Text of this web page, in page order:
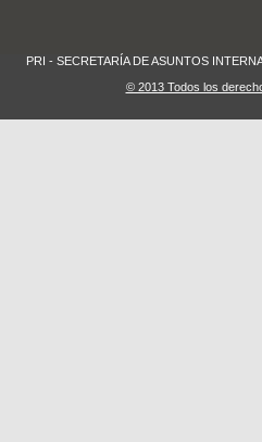
PRI - SECRETARÍA DE ASUNTOS
© 2013 Todos los